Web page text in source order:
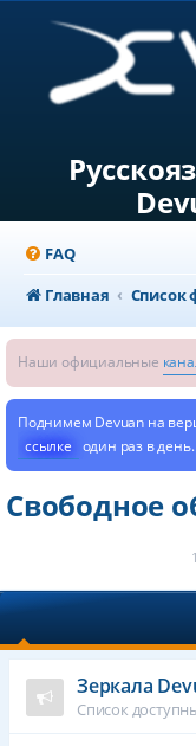
FAQ
Главная
Список
Наши официальные
Поднимем Devuan на
ссылке один раз в день.
Свободное
Зеркала
Список